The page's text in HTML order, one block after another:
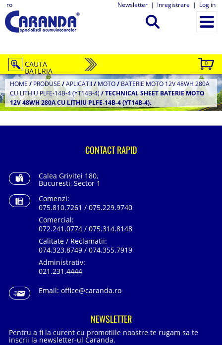
ro Newsletter | Inregistrare | Log in
0
CAUTA
BATERIA
HOME / PRODUSE/APLICATII/MOTO/ BATERIE MOTO 12V 48WH 280A
CU LITHIU PLFE-14B-4 (YT14B-4)/TECHNICAL SHEET BATERIE MOTO
12V 48WH 280A CU LITHIU PLFE-14B-4 (YT14B-4).
CONTACT RAPID
Calea Grivitei 180,
Bucuresti, Sector 1
Comenzi:
075.810.7261 / 075.229.9740
Comercial:
072.241.0774 / 075.314.8148
Calitate / Reclamatii:
074.323.8749 / 074.355.7919
Administrativ:
021.231.4444
Email: office@caranda.ro
NEWSLETTER
Pentru a fi la curent cu promotiile noastre te rugam sa te
inscrii la newsletter-ul Caranda.